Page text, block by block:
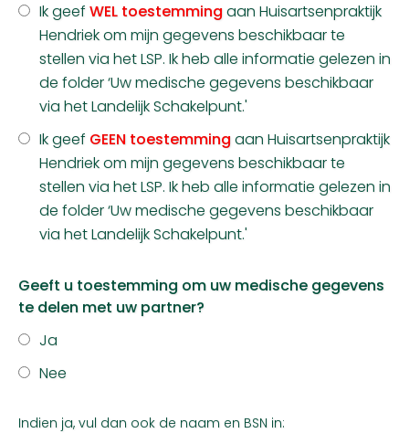
Ik geef WEL toestemmingaan Huisartsenpraktijk
Hendriek om mijn gegevens beschikbaar te
stellen via het LSP. Ik heb alle informatie gelezen in
de folder ‘Uw medische gegevens beschikbaar
via het Landelijk Schakelpunt.'
Ik geef GEEN toestemmingaan Huisartsenpraktijk
Hendriek om mijn gegevens beschikbaar te
stellen via het LSP. Ik heb alle informatie gelezen in
de folder ‘Uw medische gegevens beschikbaar
via het Landelijk Schakelpunt.'
Geeft u toestemming om uw medische gegevens
te delen met uw partner?
Ja
Nee
Indien ja, vul dan ook de naam en BSN in: